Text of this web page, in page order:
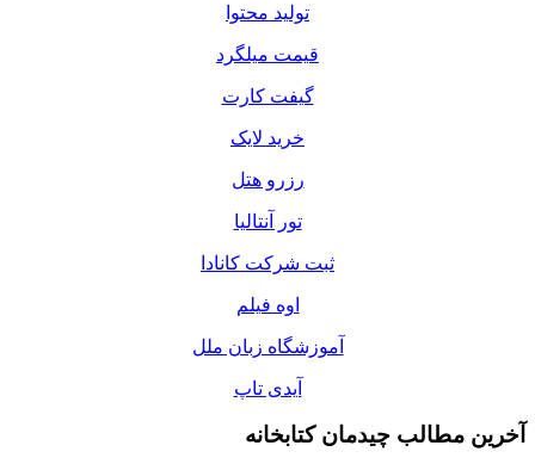
تولید محتوا
قیمت میلگرد
گیفت کارت
خرید لایک
رزرو هتل
تور آنتالیا
ثبت شرکت کانادا
اوه فیلم
آموزشگاه زبان ملل
آیدی تاپ
آخرین مطالب چیدمان کتابخانه